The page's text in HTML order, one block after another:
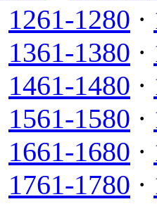
1261-1280 ·
1361-1380 ·
1461-1480 ·
1561-1580 ·
1661-1680 ·
1761-1780 ·